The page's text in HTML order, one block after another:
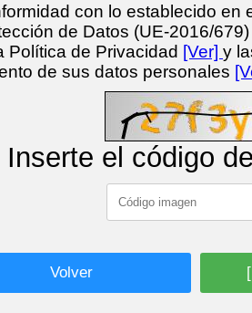
con lo establecido en
de Datos (UE-2016/
Política de Privacidad [Ver] y
de sus datos personales
Inserte el código
Volver